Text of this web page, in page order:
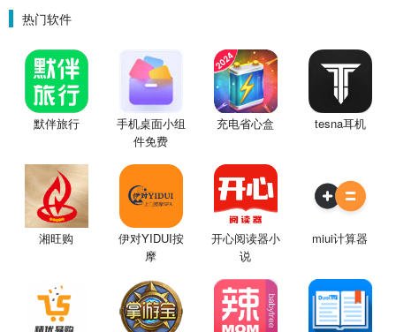
热门软件
默伴旅行
手机桌面小组
件免费
充电省心盒 tesna耳机
湘旺购
伊对YIDUI按
摩
开心阅读器小
说
miui计算器